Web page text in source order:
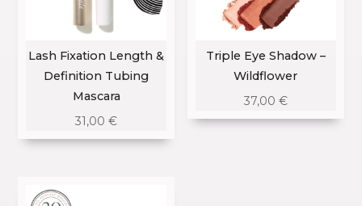
Lash Fixation Length &
Definition Tubing
Mascara
31,00€
Triple Eye Shadow –
Wildflower
37,00 €